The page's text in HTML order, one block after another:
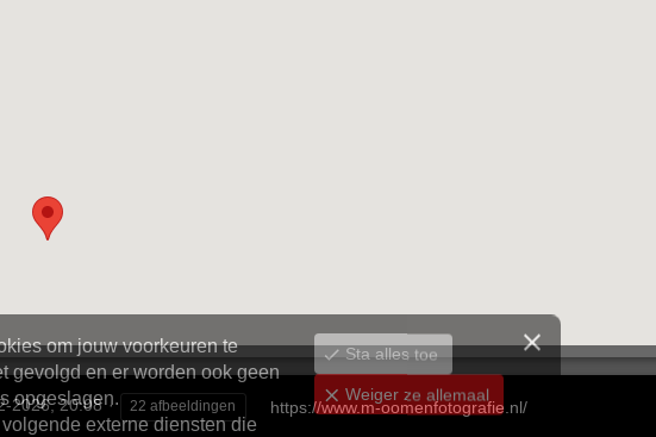
2026, 20:08 22 afbeeldingen https://www.m-oomenfotografie.nl/